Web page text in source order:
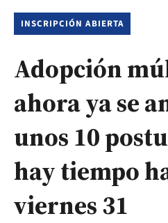
INSCRIPCIÓN ABIERTA
Adopción
ahora ya se
unos 10
hay tiempo
viernes 31